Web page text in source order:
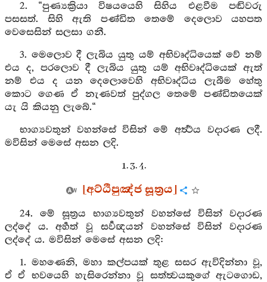
2. “පුණ්‍යක්‍රියා විෂයයෙහි සිහිය එළවීම පඬිවරු
පසසත්. සිහි ඇති පණ්ඩිත තෙමේ දෙලොව යහපත
වෙසෙසින් සලසා ගනී.
3. මෙලොව දී ලැබිය යුතු යම් අභිවෘද්ධියෙක් වේ නම්
එය ද, පරලොව දී ලැබිය යුතු යම් අභිවෘද්ධියෙක් ඇත්
නම් එය ද යන දෙලොවෙහි අභිවෘද්ධිය ලැබීම හේතු
කොට ගෙණ ඒ නැණවත් පුද්ගල තෙමේ පණ්ඩිතයෙක්
යැ යි කියනු ලැබේ.“
භාග්‍යවතුන් වහන්සේ විසින් මේ අර්‍ත්‍ථය වදාරණ ලදී.
මවිසින් මෙසේ අසන ලදි.
1. 3. 4.
[අට්ඨිපුඤ්ජ සූත්‍රය]
24. මේ සූත්‍රය භාග්‍යවතුන් වහන්සේ විසින් වදාරණ
ලද්දේ ය. අර්‍හත් වූ සර්‍වඥයන් වහන්සේ විසින් වදාරණ
ලද්දේ ය. මවිසින් මෙසේ අසන ලදි:
1. මහණෙනි, මහා කල්පයක් තුළ සසර ඇවිදින්නා වූ,
ඒ ඒ භවයෙහි හැසිරෙන්නා වූ සත්ත්‍වයකුගේ ඇටගොඩ,